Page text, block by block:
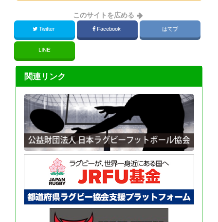
このサイトを広める
Twitter Facebook はてブ
LINE
関連リンク